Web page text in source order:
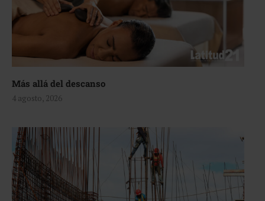
Más allá del descanso
4 agosto, 2026